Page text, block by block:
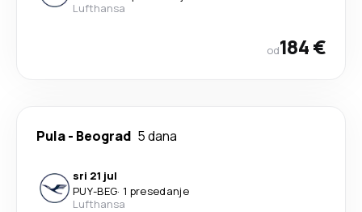
Lufthansa
od184 €
Pula- Beograd 5 dana
sri 21 jul
PUY-BEG· 1 presedanje
Lufthansa